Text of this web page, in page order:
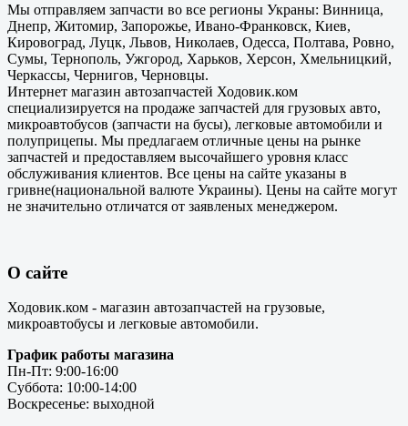
Мы отправляем запчасти во все регионы Украны: Винница,
Днепр, Житомир, Запорожье, Ивано-Франковск, Киев,
Кировоград, Луцк, Львов, Николаев, Одесса, Полтава, Ровно,
Сумы, Тернополь, Ужгород, Харьков, Херсон, Хмельницкий,
Черкассы, Чернигов, Черновцы.
Интернет магазин автозапчастей Ходовик.ком
специализируется на продаже запчастей для грузовых авто,
микроавтобусов (запчасти на бусы), легковые автомобили и
полуприцепы. Мы предлагаем отличные цены на рынке
запчастей и предоставляем высочайшего уровня класс
обслуживания клиентов. Все цены на сайте указаны в
гривне(национальной валюте Украины). Цены на сайте могут
не значительно отличатся от заявленых менеджером.
О сайте
Ходовик.ком - магазин автозапчастей на грузовые,
микроавтобусы и легковые автомобили.
График работы магазина
Пн-Пт: 9:00-16:00
Суббота: 10:00-14:00
Воскресенье: выходной